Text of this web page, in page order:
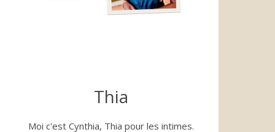
Thia
Moi c'est Cynthia, Thia pour les intimes.